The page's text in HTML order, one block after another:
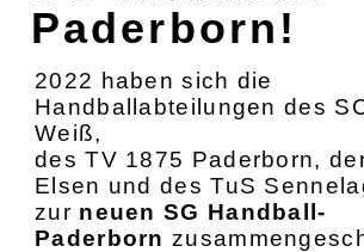
Paderborn!
2022 haben sich die
Handballabteilungen des
Weiß,
des TV 1875 Paderborn,
Elsen und des TuS
zur neuen SG Handball-
Paderborn